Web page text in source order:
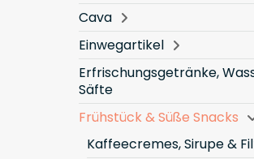
Cava
Einwegartikel
Erfrischungsgetränke,
Säfte
Frühstück & Süße Snacks
Kaffeecremes, Sirupe &